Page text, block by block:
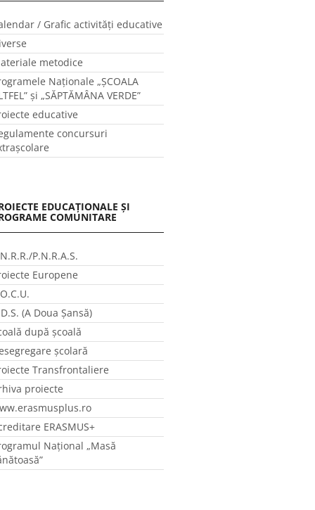
/ Grafic activităţi educative
metodice
Naţionale „ŞCOALA
și „SĂPTĂMÂNA VERDE”
educative
concursuri
EDUCAȚIONALE ȘI
COMUNITARE
P.N.R.A.S.
Europene
(A Doua Șansă)
după școală
școlară
Transfrontaliere
proiecte
ERASMUS+
Național „Masă